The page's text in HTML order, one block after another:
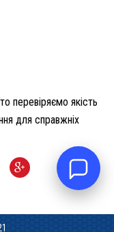
перевіряємо якість
для справжніх